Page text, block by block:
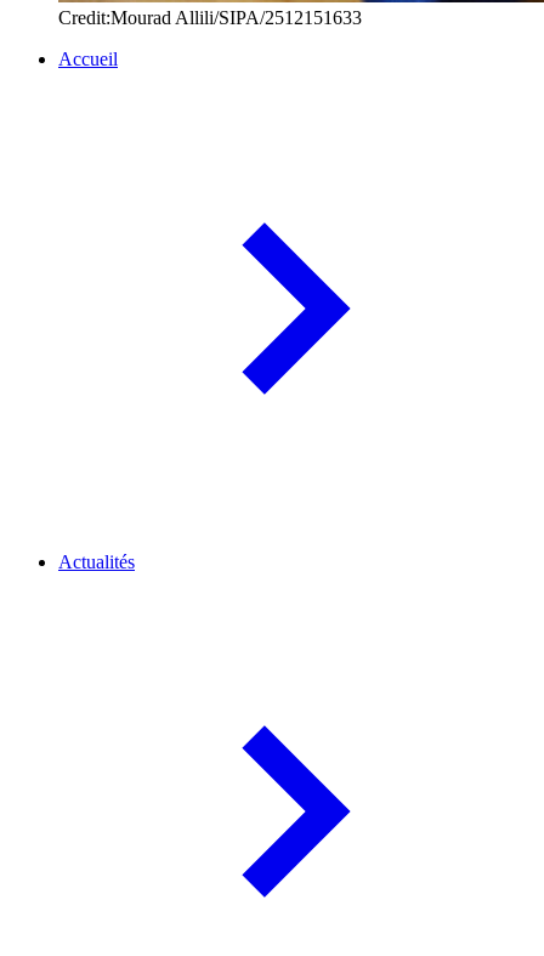
Credit:Mourad Allili/SIPA/2512151633
Accueil
Actualités